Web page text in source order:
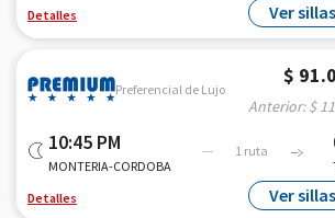
Detalles
Ver sillas
Preferencial de Lujo
10:45 PM
MONTERIA-CORDOBA
1 ruta
Detalles
$
Anterior:$
Ver sillas